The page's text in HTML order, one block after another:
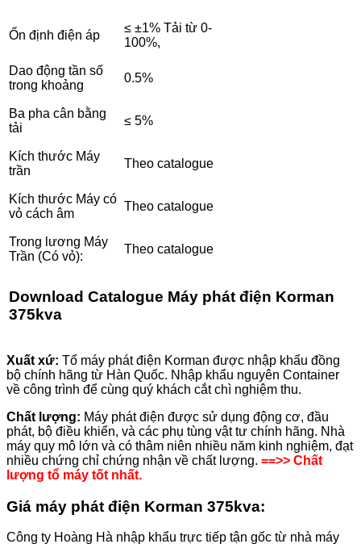
Ổn định điện áp
≤ ±1% Tải từ 0-
100%,
Dao động tần số
trong khoảng
0.5%
Ba pha cân bằng
tải
≤ 5%
Kích thước Máy
trần
Theo catalogue
Kích thước Máy có
vỏ cách âm
Theo catalogue
Trong lương Máy
Trần (Có vỏ):
Theo catalogue
Download Catalogue Máy phát điện Korman
375kva
Xuất xứ: Tổ máy phát điện Korman được nhập khẩu đồng
bộ chính hãng từ Hàn Quốc. Nhập khẩu nguyên Container
về công trình để cùng quý khách cắt chì nghiệm thu.
Chất lượng: Máy phát điện được sử dụng động cơ, đầu
phát, bộ điều khiển, và các phụ tùng vật tư chính hãng. Nhà
máy quy mô lớn và có thâm niên nhiều năm kinh nghiệm, đạt
nhiều chứng chỉ chứng nhận về chất lượng. ==>> Chất
lượng tổ máy tốt nhất.
Giá máy phát điện Korman 375kva:
Công ty Hoàng Hà nhập khẩu trực tiếp tận gốc từ nhà máy